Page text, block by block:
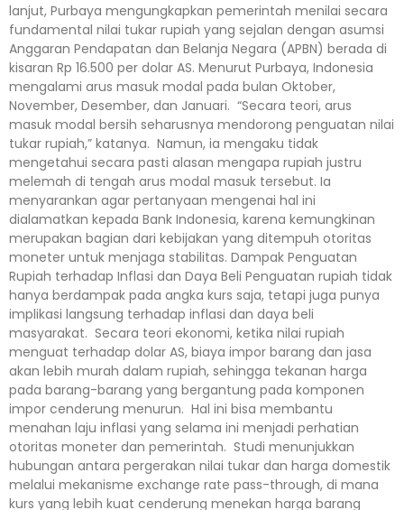
lanjut, Purbaya mengungkapkan pemerintah menilai secara
fundamental nilai tukar rupiah yang sejalan dengan asumsi
Anggaran Pendapatan dan Belanja Negara (APBN) berada di
kisaran Rp 16.500 per dolar AS. Menurut Purbaya, Indonesia
mengalami arus masuk modal pada bulan Oktober,
November, Desember, dan Januari. “Secara teori, arus
masuk modal bersih seharusnya mendorong penguatan nilai
tukar rupiah,” katanya. Namun, ia mengaku tidak
mengetahui secara pasti alasan mengapa rupiah justru
melemah di tengah arus modal masuk tersebut. Ia
menyarankan agar pertanyaan mengenai hal ini
dialamatkan kepada Bank Indonesia, karena kemungkinan
merupakan bagian dari kebijakan yang ditempuh otoritas
moneter untuk menjaga stabilitas. Dampak Penguatan
Rupiah terhadap Inflasi dan Daya Beli Penguatan rupiah tidak
hanya berdampak pada angka kurs saja, tetapi juga punya
implikasi langsung terhadap inflasi dan daya beli
masyarakat. Secara teori ekonomi, ketika nilai rupiah
menguat terhadap dolar AS, biaya impor barang dan jasa
akan lebih murah dalam rupiah, sehingga tekanan harga
pada barang-barang yang bergantung pada komponen
impor cenderung menurun. Hal ini bisa membantu
menahan laju inflasi yang selama ini menjadi perhatian
otoritas moneter dan pemerintah. Studi menunjukkan
hubungan antara pergerakan nilai tukar dan harga domestik
melalui mekanisme exchange rate pass-through, di mana
kurs yang lebih kuat cenderung menekan harga barang